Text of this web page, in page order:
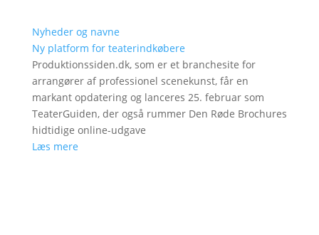
Nyheder og navne
Ny platform for teaterindkøbere
Produktionssiden.dk, som er et branchesite for
arrangører af professionel scenekunst, får en
markant opdatering og lanceres 25. februar som
TeaterGuiden, der også rummer Den Røde Brochures
hidtidige online-udgave
Læs mere